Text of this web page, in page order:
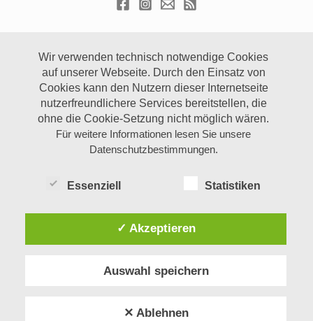
Wir verwenden technisch notwendige Cookies
auf unserer Webseite. Durch den Einsatz von
Cookies kann den Nutzern dieser Internetseite
nutzerfreundlichere Services bereitstellen, die
ohne die Cookie-Setzung nicht möglich wären.
Für weitere Informationen lesen Sie unsere
Datenschutzbestimmungen.
Essenziell Statistiken
✓ Akzeptieren
Auswahl speichern
✕ Ablehnen